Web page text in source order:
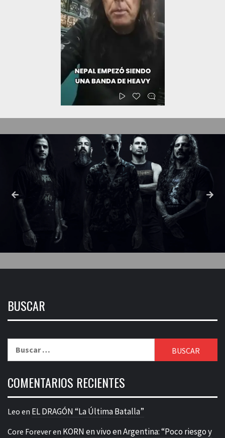
BUSCAR
COMENTARIOS RECIENTES
Leo en EL DRAGÓN “La Última Batalla”
Core Foreveren KORN en vivo en Argentina: “Poco riesgo y